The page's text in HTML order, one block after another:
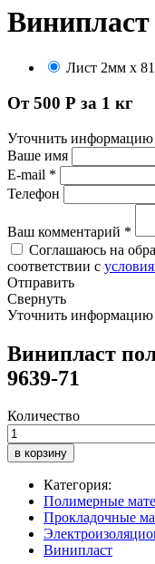
Лист 2мм х
От 500 Р за 1 кг
Уточнить информацию
Ваше имя
E-mail *
Телефон
Ваш комментарий *
Соглашаюсь на
соответствии с
Отправить
Свернуть
Уточнить информацию
Винипласт
9639-71
Количество
в корзину
Категория:
Полимерные
Прокладочные
Винипласт